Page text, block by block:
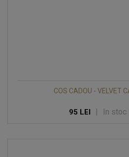
COS CADOU - VELVET
95 LEI In stoc